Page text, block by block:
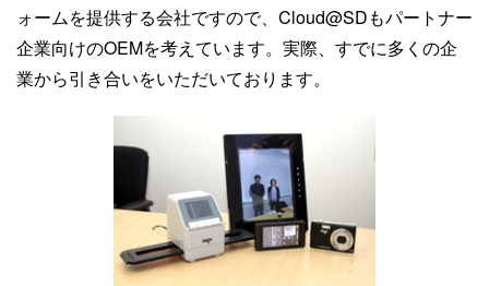
ォームを提供する会社ですので、Cloud@SDもパートナー
企業向けのOEMを考えています。実際、すでに多くの企
業から引き合いをいただいております。